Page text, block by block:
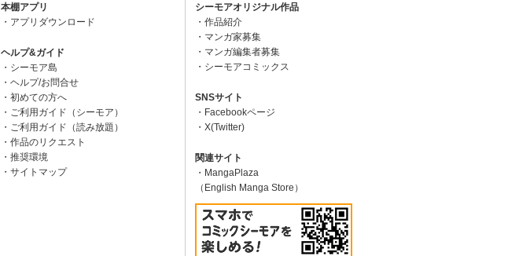
本棚アプリ
アプリダウンロード
ヘルプ&ガイド
シーモア島
ヘルプ/お問合せ
初めての方へ
ご利用ガイド（シーモア）
ご利用ガイド（読み放題）
作品のリクエスト
推奨環境
サイトマップ
シーモアオリジナル作品
作品紹介
マンガ家募集
マンガ編集者募集
シーモアコミックス
SNSサイト
Facebookページ
X(Twitter)
関連サイト
MangaPlaza
（English Manga Store）